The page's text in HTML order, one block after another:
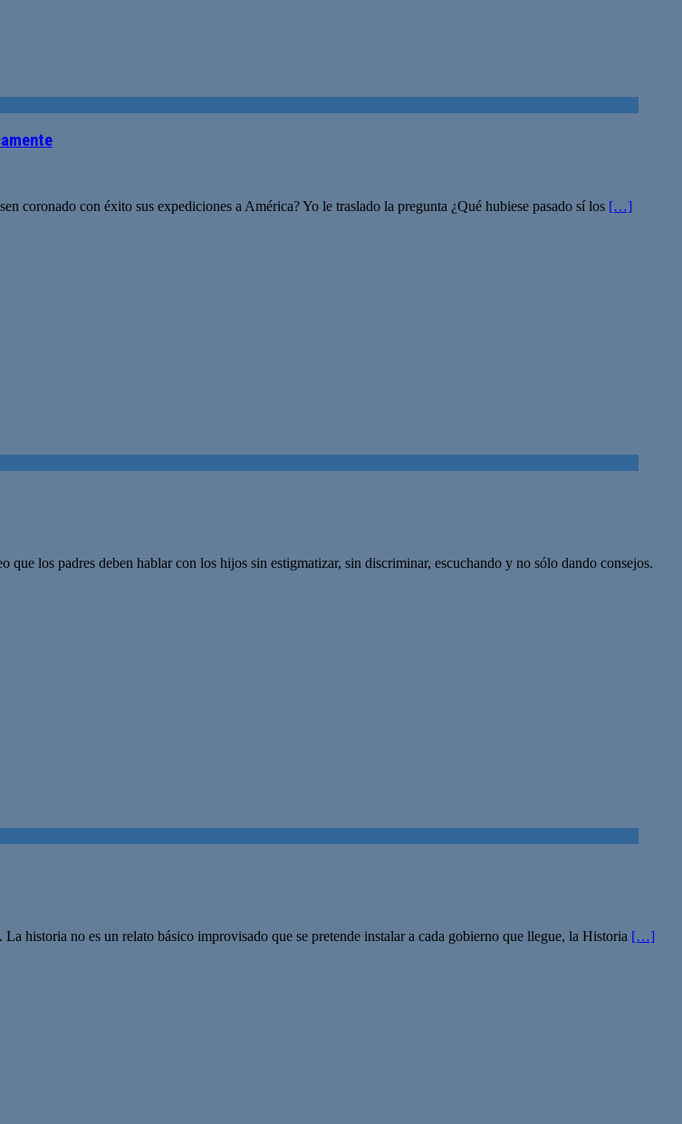
coronado con éxito sus expediciones a América? Yo le traslado la pregunta ¿Qué hubiese pasado sí los […]
los padres deben hablar con los hijos sin estigmatizar, sin discriminar, escuchando y no sólo dando consejos.
historia no es un relato básico improvisado que se pretende instalar a cada gobierno que llegue, la Historia […]